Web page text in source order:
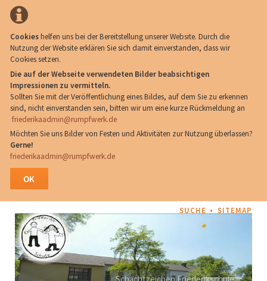
Cookieshelfen uns bei der Bereitstellung unserer Website. Durch die
Nutzung der Website erklären Sie sich damit einverstanden, dass wir
Cookies setzen.
Die auf der Webseite verwendeten Bilder beabsichtigen
Impressionen zu vermitteln.
Sollten Sie mit der Veröffentlichung eines Bildes, auf dem Sie zu erkennen
sind, nicht einverstanden sein, bitten wir um eine kurze Rückmeldung an
friederikaadmin@rumpfwerk.de
Möchten Sie uns Bilder von Festen und Aktivitäten zur Nutzung überlassen?
Gerne!
friederikaadmin@rumpfwerk.de
OK
NAVIGATION
ÜBERSPRINGEN
SUCHE SITEMAP
Schachtzeichen Friederikschule